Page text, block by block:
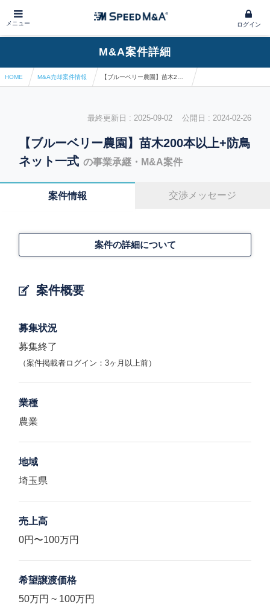
メニュー ログイン
M&A案件詳細
HOME M&A売却案件情報
最終更新日 : 2025-09-02 公開日 : 2024-02-26
【ブルーベリー農園】苗木200本以上+防鳥
ネット一式 の事業承継・M&A案件
案件情報 交渉メッセージ
案件概要
案件の詳細について
募集状況
募集終了
（案件掲載者ログイン：3ヶ月以上前）
業種
農業
地域
埼玉県
売上高
0円〜100万円
希望譲渡価格
50万円 ~ 100万円